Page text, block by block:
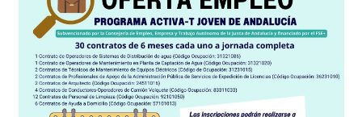
Casariche
(Sevilla)